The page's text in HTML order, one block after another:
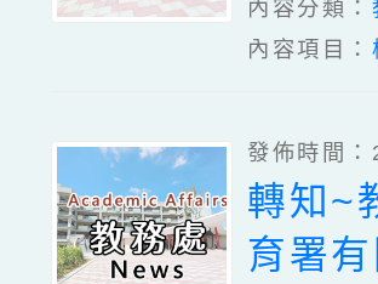
簡章
台語
畫」1
內容分類：
內容項目：
發佈時間
轉知~
育署